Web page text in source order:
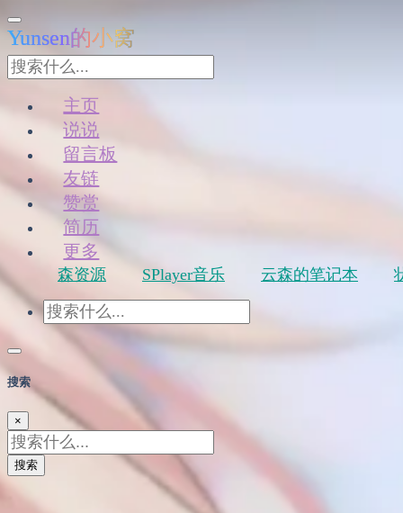
Yunsen的小窝
主页
说说
留言板
友链
赞赏
简历
更多
森资源 SPlayer音乐 云森的笔记本
搜索
×
搜索